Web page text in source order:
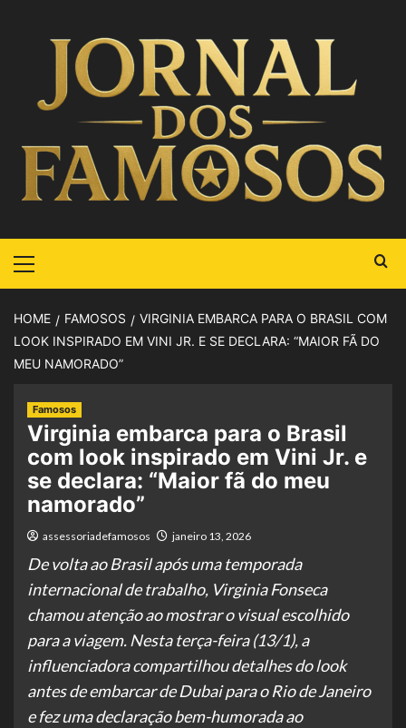
HOME FAMOSOS
VIRGINIA EMBARCA PARA O BRASIL COM
LOOK INSPIRADO EM VINI JR. E SE DECLARA: “MAIOR FÃ DO
MEU NAMORADO”
Famosos
Virginia embarca para o Brasil
com look inspirado em Vini Jr. e
se declara: “Maior fã do meu
namorado”
assessoriadefamosos janeiro 13, 2026
De volta ao Brasil após uma temporada
internacional de trabalho, Virginia Fonseca
chamou atenção ao mostrar o visual escolhido
para a viagem. Nesta terça-feira (13/1), a
influenciadora compartilhou detalhes do look
antes de embarcar de Dubai para o Rio de Janeiro
e fez uma declaração bem-humorada ao